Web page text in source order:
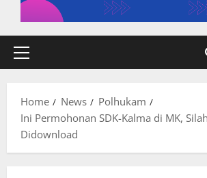
Primary
Home News
Polhukam
Ini Permohonan SDK-Kalma di MK,
Didownload